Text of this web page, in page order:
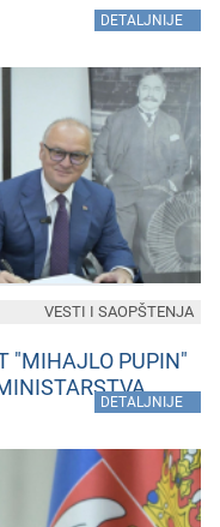
DETALJNIJE
"MIHAJLO PUPIN"
DETALJNIJE
VESTI I SAOPŠTENJA